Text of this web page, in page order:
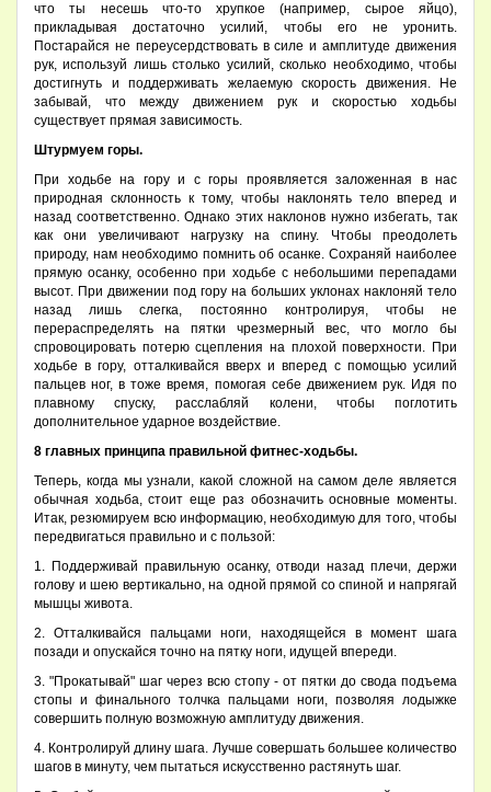
что ты несешь что-то хрупкое (например, сырое яйцо),
прикладывая достаточно усилий, чтобы его не уронить.
Постарайся не переусердствовать в силе и амплитуде движения
рук, используй лишь столько усилий, сколько необходимо, чтобы
достигнуть и поддерживать желаемую скорость движения. Не
забывай, что между движением рук и скоростью ходьбы
существует прямая зависимость.
Штурмуем горы.
При ходьбе на гору и с горы проявляется заложенная в нас
природная склонность к тому, чтобы наклонять тело вперед и
назад соответственно. Однако этих наклонов нужно избегать, так
как они увеличивают нагрузку на спину. Чтобы преодолеть
природу, нам необходимо помнить об осанке. Сохраняй наиболее
прямую осанку, особенно при ходьбе с небольшими перепадами
высот. При движении под гору на больших уклонах наклоняй тело
назад лишь слегка, постоянно контролируя, чтобы не
перераспределять на пятки чрезмерный вес, что могло бы
спровоцировать потерю сцепления на плохой поверхности. При
ходьбе в гору, отталкивайся вверх и вперед с помощью усилий
пальцев ног, в тоже время, помогая себе движением рук. Идя по
плавному спуску, расслабляй колени, чтобы поглотить
дополнительное ударное воздействие.
8 главных принципа правильной фитнес-ходьбы.
Теперь, когда мы узнали, какой сложной на самом деле является
обычная ходьба, стоит еще раз обозначить основные моменты.
Итак, резюмируем всю информацию, необходимую для того, чтобы
передвигаться правильно и с пользой:
1. Поддерживай правильную осанку, отводи назад плечи, держи
голову и шею вертикально, на одной прямой со спиной и напрягай
мышцы живота.
2. Отталкивайся пальцами ноги, находящейся в момент шага
позади и опускайся точно на пятку ноги, идущей впереди.
3. "Прокатывай" шаг через всю стопу - от пятки до свода подъема
стопы и финального толчка пальцами ноги, позволяя лодыжке
совершить полную возможную амплитуду движения.
4. Контролируй длину шага. Лучше совершать большее количество
шагов в минуту, чем пытаться искусственно растянуть шаг.